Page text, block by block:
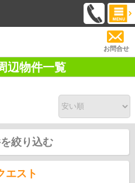
お問合せ
辺物件一覧
絞り込む
エスト